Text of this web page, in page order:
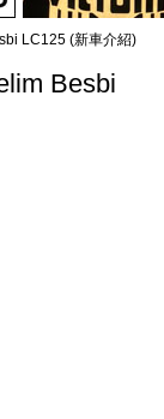
LC125 (新車介紹)
Besbi